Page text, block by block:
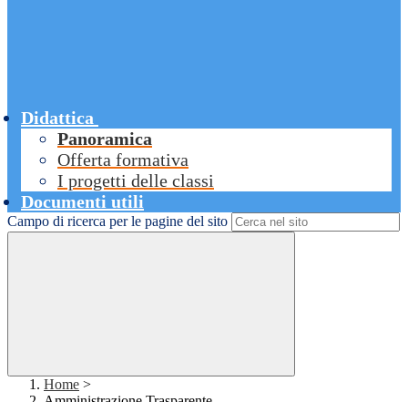
Didattica
Panoramica
Offerta formativa
I progetti delle classi
Documenti utili
Campo di ricerca per le pagine del sito
Home >